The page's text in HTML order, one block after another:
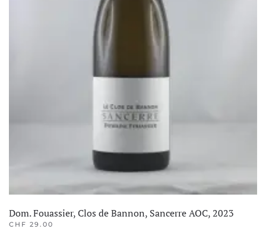
Dom. Fouassier, Clos de Bannon, Sancerre AOC, 2023
CHF 29.00